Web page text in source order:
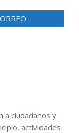
a ciudadanos y
actividades